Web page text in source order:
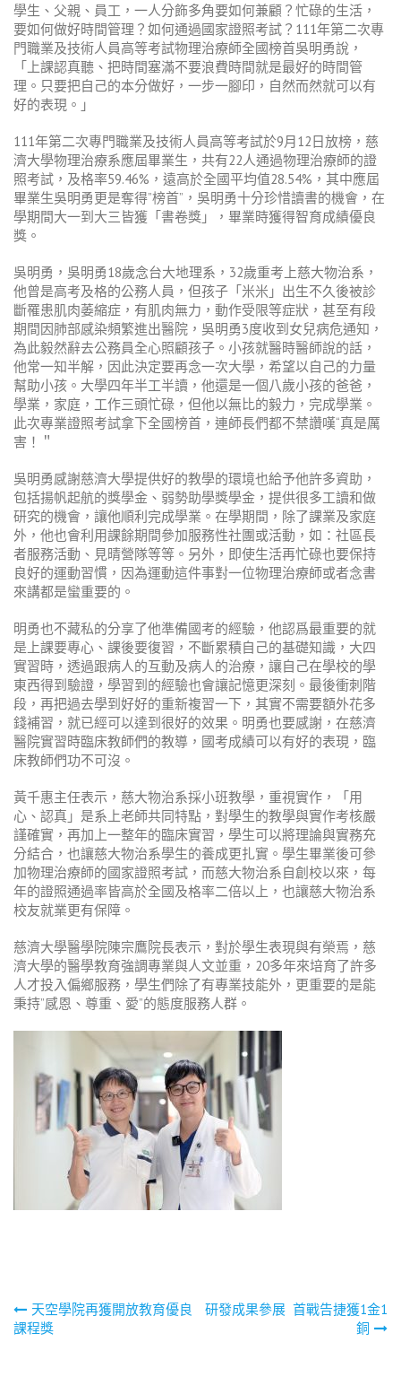
學生、父親、員工，一人分飾多角要如何兼顧？忙碌的生活，
要如何做好時間管理？如何通過國家證照考試？111年第二次專
門職業及技術人員高等考試物理治療師全國榜首吳明勇說，
「上課認真聽、把時間塞滿不要浪費時間就是最好的時間管
理。只要把自己的本分做好，一步一腳印，自然而然就可以有
好的表現。」
111年第二次專門職業及技術人員高等考試於9月12日放榜，慈
濟大學物理治療系應屆畢業生，共有22人通過物理治療師的證
照考試，及格率59.46%，遠高於全國平均值28.54%，其中應屆
畢業生吳明勇更是奪得”榜首”，吳明勇十分珍惜讀書的機會，在
學期間大一到大三皆獲「書卷獎」，畢業時獲得智育成績優良
獎。
吳明勇，吳明勇18歲念台大地理系，32歲重考上慈大物治系，
他曾是高考及格的公務人員，但孩子「米米」出生不久後被診
斷罹患肌肉萎縮症，有肌肉無力，動作受限等症狀，甚至有段
期間因肺部感染頻繁進出醫院，吳明勇3度收到女兒病危通知，
為此毅然辭去公務員全心照顧孩子。小孩就醫時醫師說的話，
他常一知半解，因此決定要再念一次大學，希望以自己的力量
幫助小孩。大學四年半工半讀，他還是一個八歲小孩的爸爸，
學業，家庭，工作三頭忙碌，但他以無比的毅力，完成學業。
此次專業證照考試拿下全國榜首，連師長們都不禁讚嘆“真是厲
害！＂
吳明勇感謝慈濟大學提供好的教學的環境也給予他許多資助，
包括揚帆起航的獎學金、弱勢助學獎學金，提供很多工讀和做
研究的機會，讓他順利完成學業。在學期間，除了課業及家庭
外，他也會利用課餘期間參加服務性社團或活動，如：社區長
者服務活動、見晴營隊等等。另外，即使生活再忙碌也要保持
良好的運動習慣，因為運動這件事對一位物理治療師或者念書
來講都是蠻重要的。
明勇也不藏私的分享了他準備國考的經驗，他認爲最重要的就
是上課要專心、課後要復習，不斷累積自己的基礎知識，大四
實習時，透過跟病人的互動及病人的治療，讓自己在學校的學
東西得到驗證，學習到的經驗也會讓記憶更深刻。最後衝刺階
段，再把過去學到好好的重新複習一下，其實不需要額外花多
錢補習，就已經可以達到很好的效果。明勇也要感謝，在慈濟
醫院實習時臨床教師們的教導，國考成績可以有好的表現，臨
床教師們功不可沒。
黃千惠主任表示，慈大物治系採小班教學，重視實作，「用
心、認真」是系上老師共同特點，對學生的教學與實作考核嚴
謹確實，再加上一整年的臨床實習，學生可以將理論與實務充
分結合，也讓慈大物治系學生的養成更扎實。學生畢業後可參
加物理治療師的國家證照考試，而慈大物治系自創校以來，每
年的證照通過率皆高於全國及格率二倍以上，也讓慈大物治系
校友就業更有保障。
慈濟大學醫學院陳宗鷹院長表示，對於學生表現與有榮焉，慈
濟大學的醫學教育強調專業與人文並重，20多年來培育了許多
人才投入偏鄉服務，學生們除了有專業技能外，更重要的是能
秉持”感恩、尊重、愛”的態度服務人群。
文天空學院再獲開放教育優良
課程獎
研發成果參展 首戰告捷獲1金1
銅